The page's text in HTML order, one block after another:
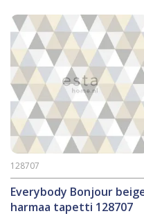
Everybody Bonjour
harmaa tapetti 128707
128707